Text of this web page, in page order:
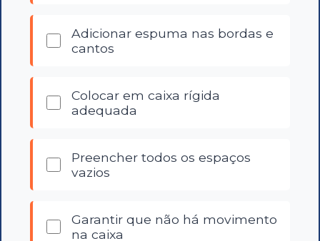
Adicionar espuma nas bordas e
cantos
Colocar em caixa rígida
adequada
Preencher todos os espaços
vazios
Garantir que não há movimento
na caixa